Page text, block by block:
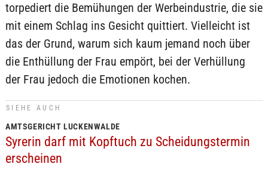
torpediert die Bemühungen der Werbeindustrie, die sie
mit einem Schlag ins Gesicht quittiert. Vielleicht ist
das der Grund, warum sich kaum jemand noch über
die Enthüllung der Frau empört, bei der Verhüllung
der Frau jedoch die Emotionen kochen.
SIEHE AUCH
AMTSGERICHT LUCKENWALDE
Syrerin darf mit Kopftuch zu Scheidungstermin
erscheinen